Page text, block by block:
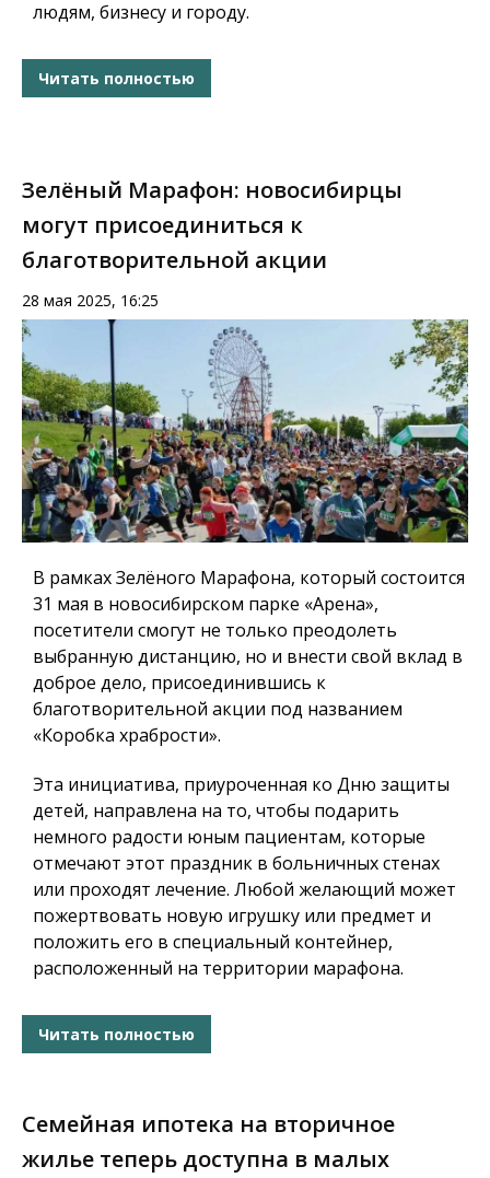
людям, бизнесу и городу.
Читать полностью
Зелёный Марафон: новосибирцы
могут присоединиться к
благотворительной акции
28 мая 2025, 16:25
В рамках Зелёного Марафона, который состоится
31 мая в новосибирском парке «Арена»,
посетители смогут не только преодолеть
выбранную дистанцию, но и внести свой вклад в
доброе дело, присоединившись к
благотворительной акции под названием
«Коробка храбрости».
Эта инициатива, приуроченная ко Дню защиты
детей, направлена на то, чтобы подарить
немного радости юным пациентам, которые
отмечают этот праздник в больничных стенах
или проходят лечение. Любой желающий может
пожертвовать новую игрушку или предмет и
положить его в специальный контейнер,
расположенный на территории марафона.
Читать полностью
Семейная ипотека на вторичное
жилье теперь доступна в малых